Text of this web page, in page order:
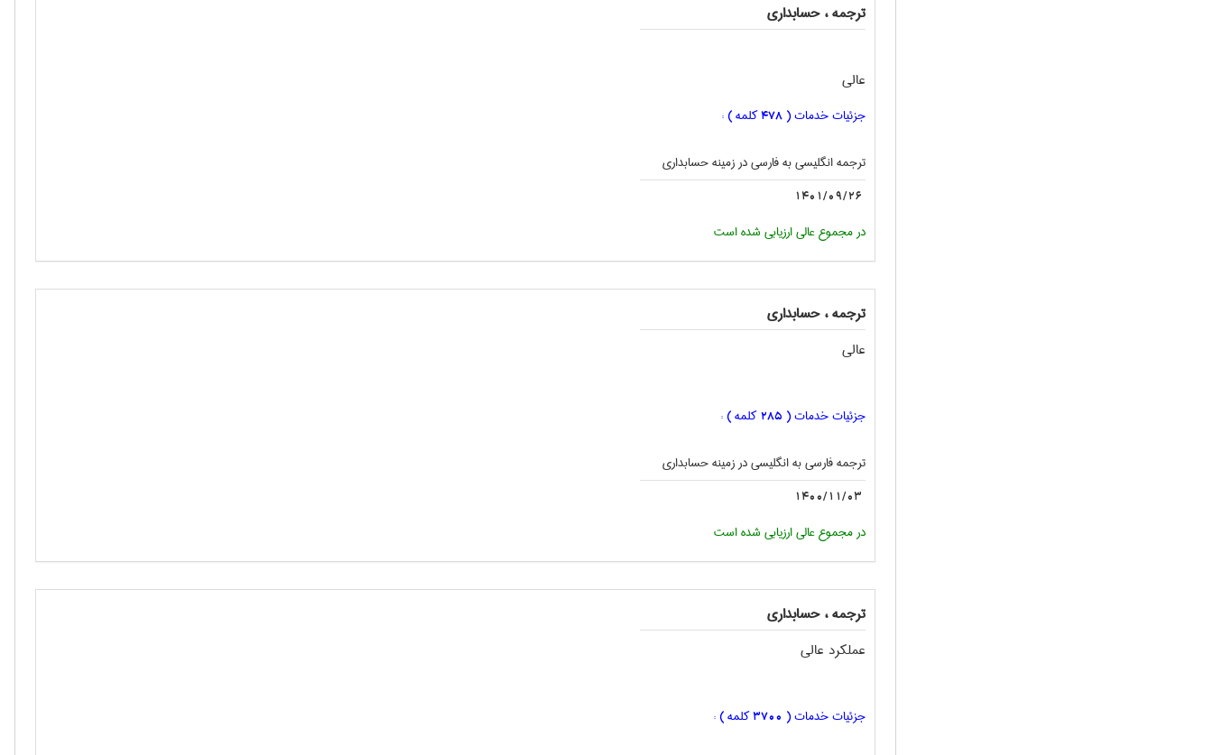
ترجمه ، حسابداری
عالی
جزئیات خدمات (478کلمه ) :
ترجمه انگليسی به فارسی در زمینه حسابداری
1401/09/26
در مجموع عالی ارزیابی شده است
ترجمه ، حسابداری
عالی
جزئیات خدمات ( 285 کلمه ) :
ترجمه فارسی به انگليسی در زمینه حسابداری
1400/11/03
در مجموع عالی ارزیابی شده است
ترجمه ، حسابداری
عملکرد عالی
جزئیات خدمات ( 3700کلمه ) :